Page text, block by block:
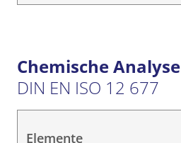
Chemische Analyse
DIN EN ISO 12 677
Elemente